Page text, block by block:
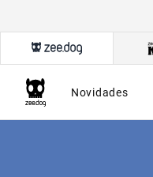
Novidades